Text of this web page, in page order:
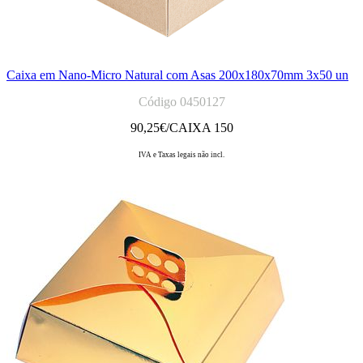
Caixa em Nano-Micro Natural com Asas 200x180x70mm 3x50 un
Código 0450127
90,25€/CAIXA 150
IVA e Taxas legais não incl.